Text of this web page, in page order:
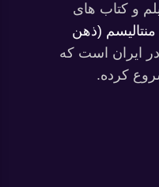
و کتاب های
منتالیسم (ذهن
در ایران است که